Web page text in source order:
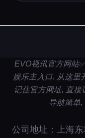
EVO视讯官方网站
娱乐主入口. 从这里
记住官方网址, 直
导航简单,
公司地址：上海